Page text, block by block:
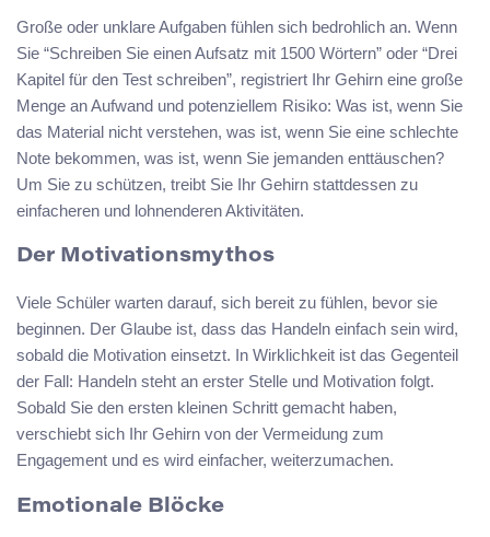
Große oder unklare Aufgaben fühlen sich bedrohlich an. Wenn
Sie “Schreiben Sie einen Aufsatz mit 1500 Wörtern” oder “Drei
Kapitel für den Test schreiben”, registriert Ihr Gehirn eine große
Menge an Aufwand und potenziellem Risiko: Was ist, wenn Sie
das Material nicht verstehen, was ist, wenn Sie eine schlechte
Note bekommen, was ist, wenn Sie jemanden enttäuschen?
Um Sie zu schützen, treibt Sie Ihr Gehirn stattdessen zu
einfacheren und lohnenderen Aktivitäten.
Der Motivationsmythos
Viele Schüler warten darauf, sich bereit zu fühlen, bevor sie
beginnen. Der Glaube ist, dass das Handeln einfach sein wird,
sobald die Motivation einsetzt. In Wirklichkeit ist das Gegenteil
der Fall: Handeln steht an erster Stelle und Motivation folgt.
Sobald Sie den ersten kleinen Schritt gemacht haben,
verschiebt sich Ihr Gehirn von der Vermeidung zum
Engagement und es wird einfacher, weiterzumachen.
Emotionale Blöcke